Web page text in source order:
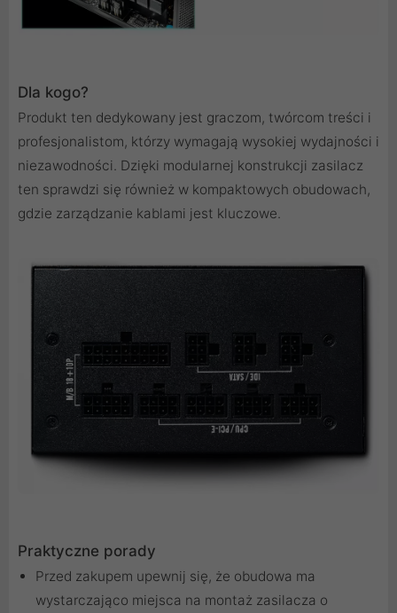
Dla kogo?
Produkt ten dedykowany jest graczom, twórcom treści i
profesjonalistom, którzy wymagają wysokiej wydajności i
niezawodności. Dzięki modularnej konstrukcji zasilacz
ten sprawdzi się również w kompaktowych obudowach,
gdzie zarządzanie kablami jest kluczowe.
Praktyczne porady
Przed zakupem upewnij się, że obudowa ma
wystarczająco miejsca na montaż zasilacza o